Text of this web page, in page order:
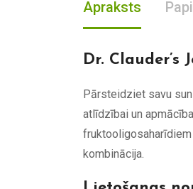
Apraksts
Dr. Clauder’s
Pārsteidziet savu
atlīdzībai un
fruktooligosaharīdiem
kombinācija.